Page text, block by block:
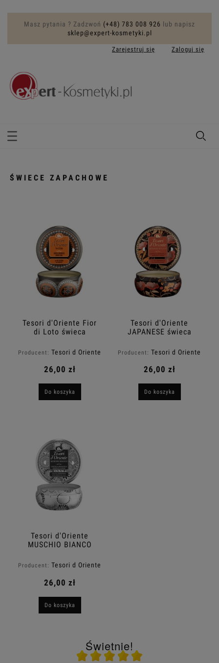
Masz pytania ? Zadzwoń (+48) 783 008 926 lub napisz
sklep@expert-kosmetyki.pl
Zarejestruj się Zaloguj się
ŚWIECE ZAPACHOWE
Tesori d'Oriente Fior
di Loto świeca
eterycznymi 200g
Producent: Tesori d Oriente
26,00 zł
Do koszyka
Tesori d'Oriente
JAPANESE świeca
eterycznymi 200g
Producent: Tesori d Oriente
26,00 zł
Do koszyka
Tesori d'Oriente
MUSCHIO BIANCO
olejkami eterycznymi
Producent: Tesori d Oriente
26,00 zł
Do koszyka
Świetnie!
Ocena średnia 5 na 5